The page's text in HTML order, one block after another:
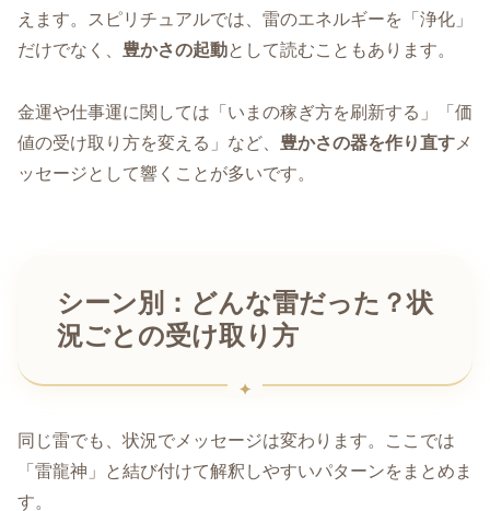
えます。スピリチュアルでは、雷のエネルギーを「浄化」
だけでなく、 豊かさの起動として読むこともあります。
金運や仕事運に関しては「いまの稼ぎ方を刷新する」「価
値の受け取り方を変える」など、 豊かさの器を作り直す メ
ッセージとして響くことが多いです。
シーン別：どんな雷だった？状
況ごとの受け取り方
同じ雷でも、状況でメッセージは変わります。ここでは
「雷龍神」と結び付けて解釈しやすいパターンをまとめま
す。